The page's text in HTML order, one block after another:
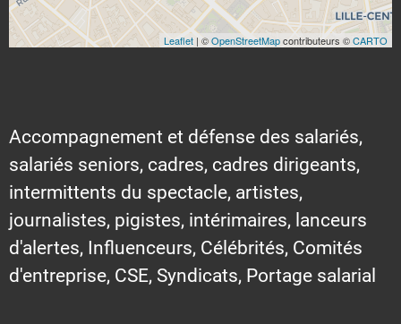
Leaflet | ©OpenStreetMapcontributeurs ©CARTO
Accompagnement et défense des salariés,
salariés seniors, cadres, cadres dirigeants,
intermittents du spectacle, artistes,
journalistes, pigistes, intérimaires, lanceurs
d'alertes, Influenceurs, Célébrités, Comités
d'entreprise, CSE, Syndicats, Portage salarial